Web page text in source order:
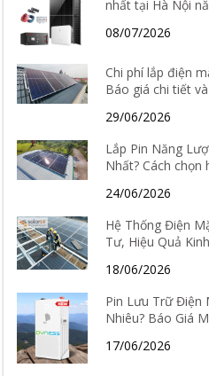
nhất tại Hà Nội
08/07/2026
Chi phí lắp điện
Báo giá chi tiết
29/06/2026
Lắp Pin Năng
Nhất? Cách
24/06/2026
Hệ Thống Điện
Tư, Hiệu Quả
18/06/2026
Pin Lưu Trữ Điện
Nhiêu? Báo Giá
17/06/2026